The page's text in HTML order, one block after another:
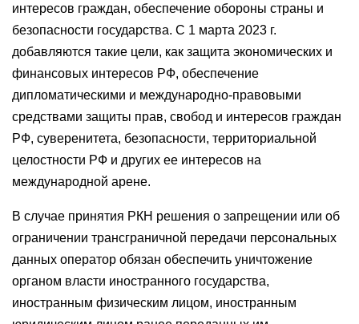
интересов граждан, обеспечение обороны страны и
безопасности государства. С 1 марта 2023 г.
добавляются такие цели, как защита экономических и
финансовых интересов РФ, обеспечение
дипломатическими и международно-правовыми
средствами защиты прав, свобод и интересов граждан
РФ, суверенитета, безопасности, территориальной
целостности РФ и других ее интересов на
международной арене.
В случае принятия РКН решения о запрещении или об
ограничении трансграничной передачи персональных
данных оператор обязан обеспечить уничтожение
органом власти иностранного государства,
иностранным физическим лицом, иностранным